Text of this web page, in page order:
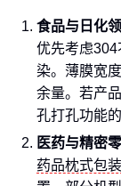
食品与日化
优先考虑
染。薄膜宽
余量。若产
孔打孔功能
医药与精密
药品枕式包